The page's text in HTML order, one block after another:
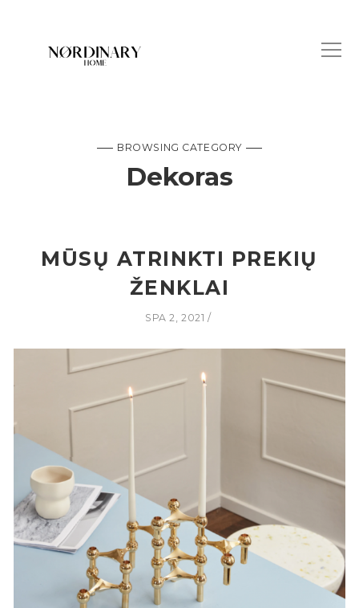
BROWSING CATEGORY
Dekoras
MŪSŲ ATRINKTI PREKIŲ
ŽENKLAI
SPA 2, 2021